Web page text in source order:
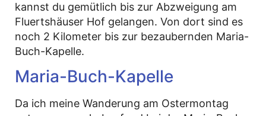
kannst du gemütlich bis zur Abzweigung am
Fluertshäuser Hof gelangen. Von dort sind es
noch 2 Kilometer bis zur bezaubernden Maria-
Buch-Kapelle.
Maria-Buch-Kapelle
Da ich meine Wanderung am Ostermontag